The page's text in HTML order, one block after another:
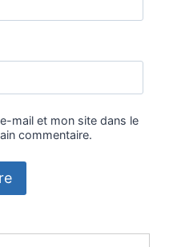
mail et mon site dans le
commentaire.